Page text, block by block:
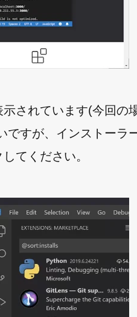
されています(今回の
すが、インストーラ
てください。